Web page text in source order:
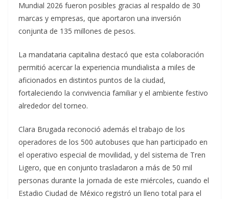
Mundial 2026 fueron posibles gracias al respaldo de 30
marcas y empresas, que aportaron una inversión
conjunta de 135 millones de pesos.
La mandataria capitalina destacó que esta colaboración
permitió acercar la experiencia mundialista a miles de
aficionados en distintos puntos de la ciudad,
fortaleciendo la convivencia familiar y el ambiente festivo
alrededor del torneo.
Clara Brugada reconoció además el trabajo de los
operadores de los 500 autobuses que han participado en
el operativo especial de movilidad, y del sistema de Tren
Ligero, que en conjunto trasladaron a más de 50 mil
personas durante la jornada de este miércoles, cuando el
Estadio Ciudad de México registró un lleno total para el